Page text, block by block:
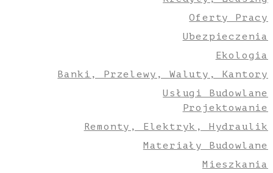
Oferty Pracy
Ubezpieczenia
Ekologia
Banki, Przelewy, Waluty, Kantory
Usługi Budowlane
Projektowanie
Remonty, Elektryk, Hydraulik
Materiały Budowlane
Mieszkania